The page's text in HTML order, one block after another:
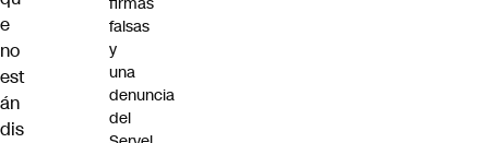
e
no
est
án
dis
falsas
y
una
denuncia
del